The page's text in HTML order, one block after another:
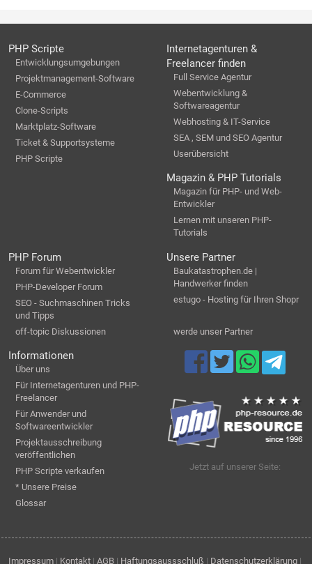
PHP Scripte
Entwicklungsumgebungen
Projektmanagement-Software
E-Commerce
Clone-Scripts
Marktplatz-Software
Ticket & Supportsysteme
PHP Scripte
Internetagenturen &
Freelancer finden
Full Service Agentur
Webentwicklung &
Softwareagentur
Webhosting & IT-Service
SEA , SEM und SEO Agentur
Userübersicht
Magazin & PHP Tutorials
Magazin für PHP- und Web-
Entwickler
Lernen mit unseren PHP-
Tutorials
PHP Forum
Forum für Webentwickler
PHP-Developer Forum
SEO - Suchmaschinen Tricks
und Tipps
off-topic Diskussionen
Unsere Partner
Baukatastrophen.de |
Handwerker finden
estugo - Hosting für Ihren Shopr
werde unser Partner
Informationen
Über uns
Für Internetagenturen und PHP-
Freelancer
Für Anwender und
Softwareentwickler
Projektausschreibung
veröffentlichen
PHP Scripte verkaufen
* Unsere Preise
Glossar
Jetzt auf unserer Seite:
Impressum | Kontakt | AGB | Haftungsaussschluß | Datenschutzerklärung |